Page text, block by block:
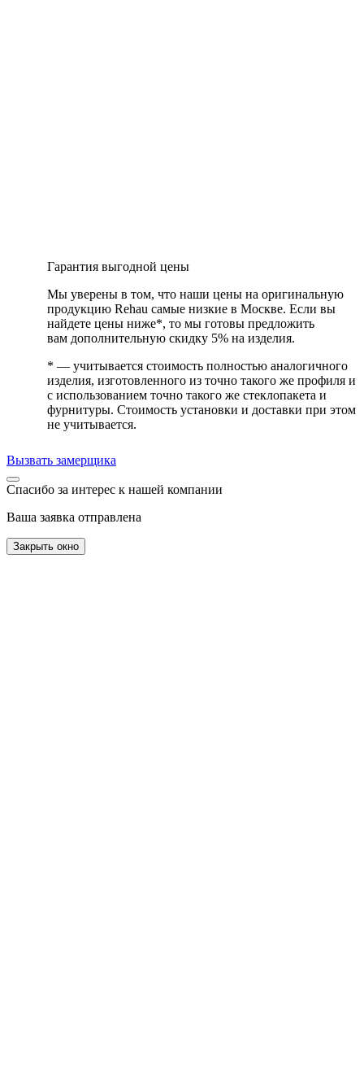
Гарантия выгодной цены
Мы уверены в том, что наши цены на оригинальную
продукцию Rehau самые низкие в Москве. Если вы
найдете цены ниже*, то мы готовы предложить
вам дополнительную скидку 5% на изделия.
* — учитывается стоимость полностью аналогичного
изделия, изготовленного из точно такого же профиля и
с использованием точно такого же стеклопакета и
фурнитуры. Стоимость установки и доставки при этом
не учитывается.
Вызвать замерщика
Спасибо за интерес к нашей компании
Ваша заявка отправлена
Закрыть окно